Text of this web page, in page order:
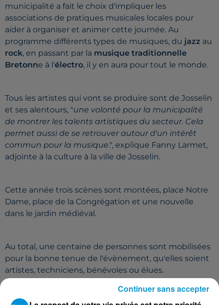
municipalité a fait le choix d'impliquer les
associations de pratiques musicales locales pour
aider à organiser et animer cette journée. Au
programme différents types de musiques, du jazz au
rock, en passant par la musique traditionnelle
Bretonne à l'électro, il y en aura pour tout le monde.
Tous les artistes qui vont se produire sont de Josselin
et ses alentours, "une volonté pour la municipalité
de montrer les talents artistiques du secteur. Cela
permet aussi de se retrouver autour d'un intérêt
commun pour la musique.", explique Fanny Larmet,
adjointe à la culture à la ville de Josselin.
Cette année trois scènes sont montées, place Notre
Dame, place de la Congrégation et une nouvelle
dans le jardin médiéval.
Au total, une centaine de personnes sont mobilisées
pour la bonne tenue de l'évènement, qu'elles soient
artistes, techniciens, bénévoles ou élues.
Continuer sans accepter